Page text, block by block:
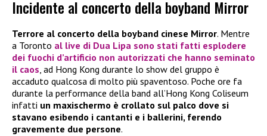
Incidente al concerto della boyband Mirror
Terrore al concerto della boyband cinese Mirror. Mentre
a Toronto al live di Dua Lipa sono stati fatti esplodere
dei fuochi d’artificio non autorizzati che hanno seminato
il caos, ad Hong Kong durante lo show del gruppo è
accaduto qualcosa di molto più spaventoso. Poche ore fa
durante la performance della band all’Hong Kong Coliseum
infatti un maxischermo è crollato sul palco dove si
stavano esibendo i cantanti e i ballerini, ferendo
gravemente due persone.